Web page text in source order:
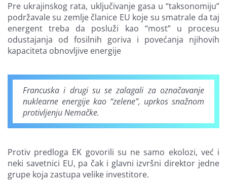
Pre ukrajinskog rata, uključivanje gasa u “taksonomiju”
podržavale su zemlje članice EU koje su smatrale da taj
energent treba da posluži kao “most” u procesu
odustajanja od fosilnih goriva i povećanja njihovih
kapaciteta obnovljive energije
Francuska i drugi su se zalagali za označavanje
nuklearne energije kao “zelene”, uprkos snažnom
protivljenju Nemačke.
Protiv predloga EK govorili su ne samo ekolozi, već i
neki savetnici EU, pa čak i glavni izvršni direktor jedne
grupe koja zastupa velike investitore.